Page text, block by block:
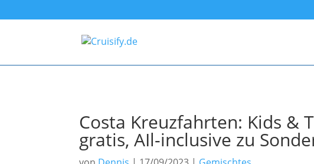
Costa Kreuzfahrten: Kids &
gratis, AIl-inclusive zu